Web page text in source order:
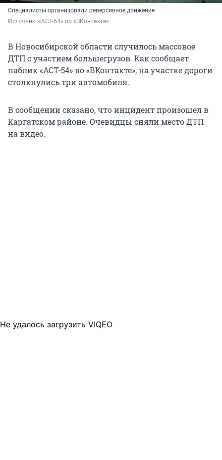
Специалисты организовали реверсивное движение
Источник: «АСТ-54» во «ВКонтакте»
В Новосибирской области случилось массовое
ДТП с участием большегрузов. Как сообщает
паблик «АСТ-54» во «ВКонтакте», на участке дороги
столкнулись три автомобиля.
В сообщении сказано, что инцидент произошел в
Каргатском районе. Очевидцы сняли место ДТП
на видео.
Не удалось загрузить VIQEO